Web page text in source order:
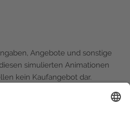
Angebote und sonstige
simulierten Animationen
kein Kaufangebot dar.